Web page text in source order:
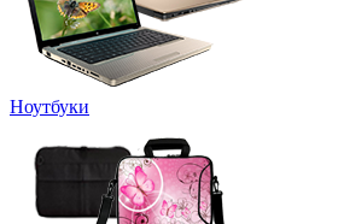
Ноутбуки